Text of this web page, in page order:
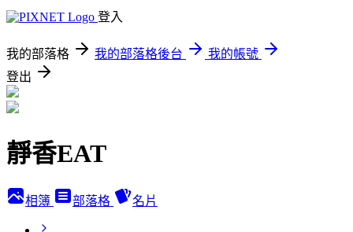
登入
我的部落格 我的部落格後台
我的帳號
登出
靜香EAT
相簿 部落格 名片